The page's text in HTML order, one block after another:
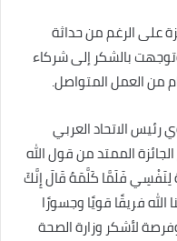
على الرغم من حداثة
عربية، وتوجهت بالشكر إلى شركاء
من العمل المتواصل.
رئيس الاتحاد العربي
الممتد من قول الله
لِنَفْسِي فَلَمَّا كَلَّمَهُ قَالَ إِنَّكَ
الله فريقًا قويًا وجسورًا
لأشكر وزارة الصحة